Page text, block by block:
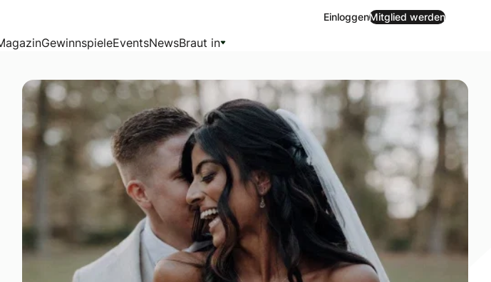
EinloggenMitglied werden
GewinnspieleEventsNewsBraut in